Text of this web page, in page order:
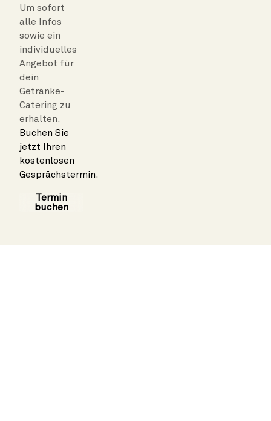
Um sofort
alle Infos
sowie ein
individuelles
Angebot für
dein
Getränke-
Catering zu
erhalten.
Buchen Sie
jetzt Ihren
kostenlosen
Gesprächstermin.
Termin
buchen